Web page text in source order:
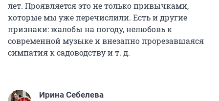
лет. Проявляется это не только привычками,
которые мы уже перечислили. Есть и другие
признаки: жалобы на погоду, нелюбовь к
современной музыке и внезапно прорезавшаяся
симпатия к садоводству и т. д.
Ирина Себелева